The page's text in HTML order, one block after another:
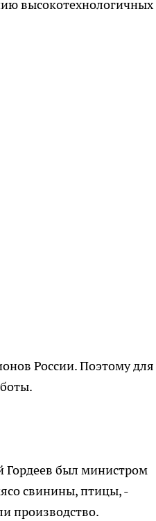
высокотехнологичных
России. Поэтому для
Гордеев был министром
свинины, птицы, -
производство.